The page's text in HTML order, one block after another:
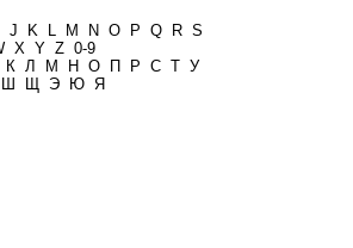
J K L M N O P Q R S
X Y Z 0-9
К Л М Н О П Р С Т У
Ш Щ Э Ю Я